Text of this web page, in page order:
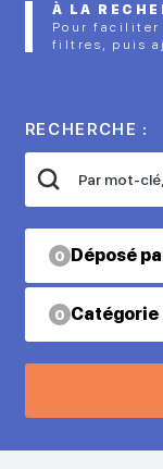
À LA
Pour faciliter
filtres, puis
RECHERCHE :
0 Déposé
0 Catégorie